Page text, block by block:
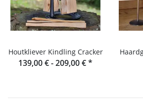
Houtkliever Kindling Cracker
139,00 € -209,00 €*